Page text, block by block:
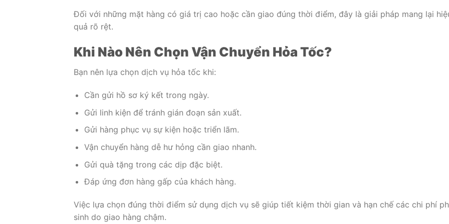
Đối với những mặt hàng có giá trị cao hoặc cần giao đúng thời điểm, đây là giải pháp mang lại
quả rõ rệt.
Khi Nào Nên Chọn Vận Chuyển Hỏa Tốc?
Bạn nên lựa chọn dịch vụ hỏa tốc khi:
Cần gửi hồ sơ ký kết trong ngày.
Gửi linh kiện để tránh gián đoạn sản xuất.
Gửi hàng phục vụ sự kiện hoặc triển lãm.
Vận chuyển hàng dễ hư hỏng cần giao nhanh.
Gửi quà tặng trong các dịp đặc biệt.
Đáp ứng đơn hàng gấp của khách hàng.
Việc lựa chọn đúng thời điểm sử dụng dịch vụ sẽ giúp tiết kiệm thời gian và hạn chế các chi phí
sinh do giao hàng chậm.